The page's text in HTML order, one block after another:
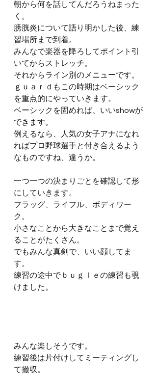
朝から何を話してんだろうねまった
く。
膀胱炎について語り明かした後、練
習場所まで到着。
みんなで楽器を降ろしてポイント引
いてからストレッチ。
それからライン別のメニューです。
ｇｕａｒｄもこの時期はベーシック
を重点的にやっていきます。
ベーシックを固めれば、いいshowが
できます。
例えるなら、人気の女子アナになれ
ればプロ野球選手と付き合えるよう
なものですね、違うか。
一つ一つの決まりごとを確認して形
にしていきます。
フラッグ、ライフル、ボディワー
ク。
小さなことから大きなことまで覚え
ることがたくさん。
でもみんな真剣で、いい顔してま
す。
練習の途中でｂｕｇｌｅの練習も覗
けました。
みんな楽しそうです。
練習後は片付けしてミーティングし
て撤収。